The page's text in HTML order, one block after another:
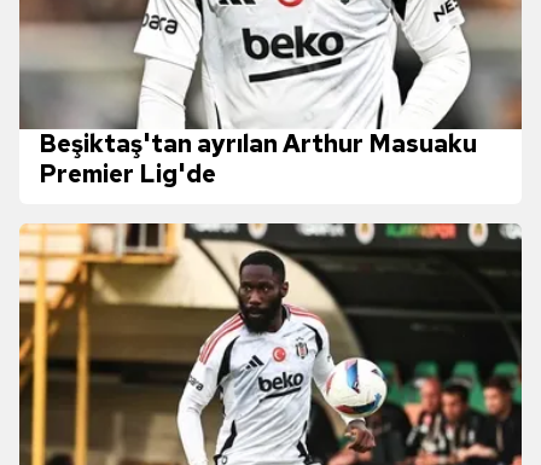
Beşiktaş'tan ayrılan Arthur Masuaku
Premier Lig'de